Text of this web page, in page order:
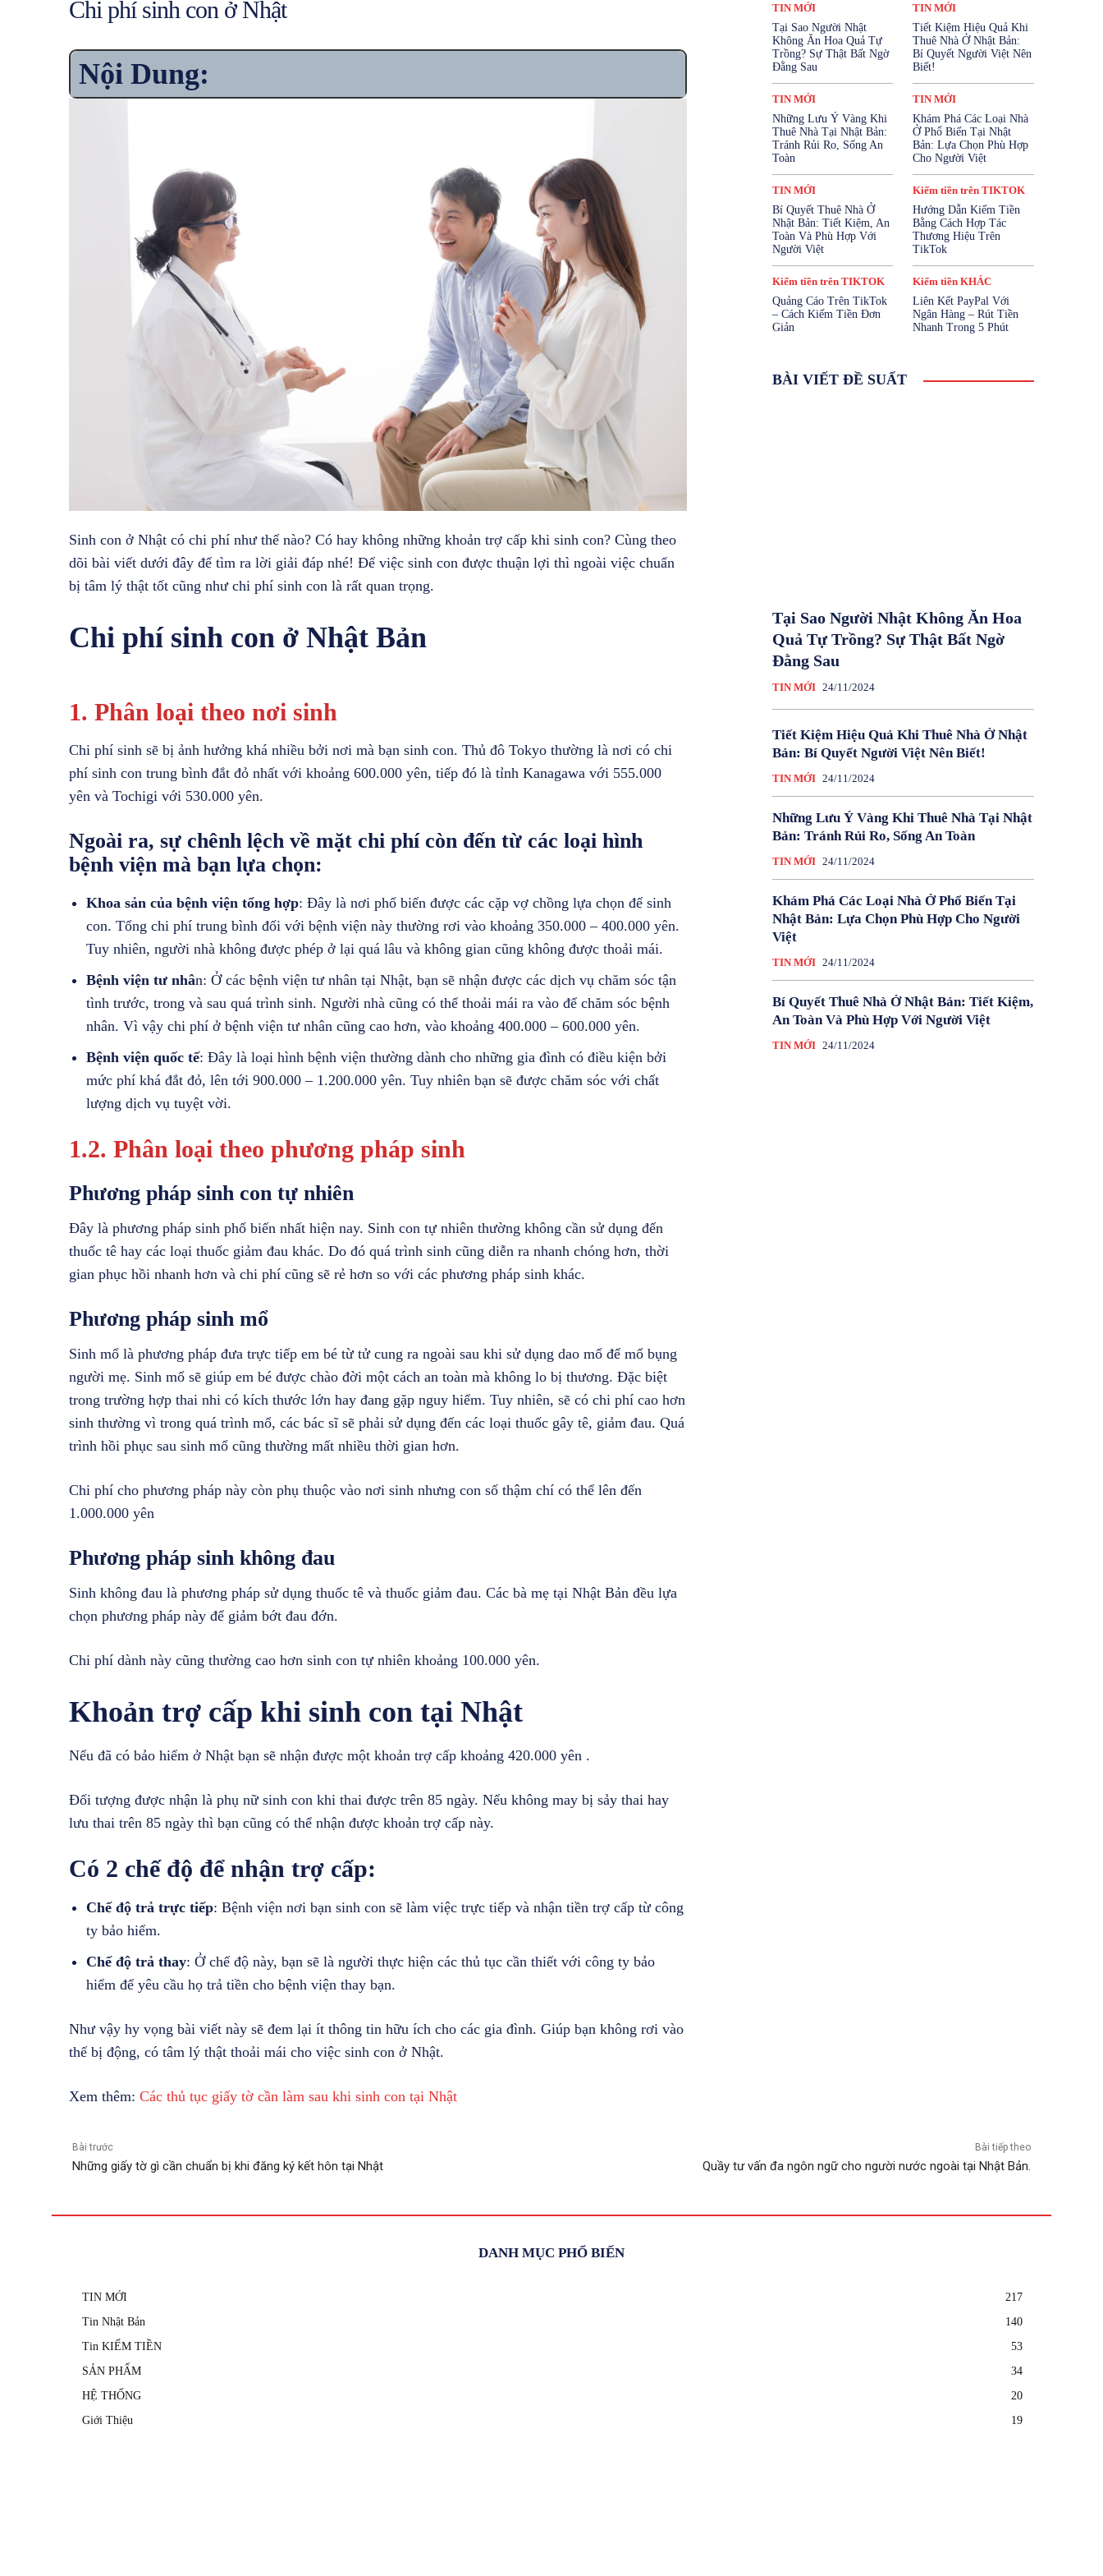
Chi phí sinh con ở Nhật
Nội Dung:
Sinh con ở Nhật có chi phí như thế nào? Có hay không những khoản trợ cấp khi sinh con? Cùng theo
dõi bài viết dưới đây để tìm ra lời giải đáp nhé! Để việc sinh con được thuận lợi thì ngoài việc chuẩn
bị tâm lý thật tốt cũng như chi phí sinh con là rất quan trọng.
Chi phí sinh con ở Nhật Bản
1. Phân loại theo nơi sinh
Chi phí sinh sẽ bị ảnh hưởng khá nhiều bởi nơi mà bạn sinh con. Thủ đô Tokyo thường là nơi có chi
phí sinh con trung bình đắt đỏ nhất với khoảng 600.000 yên, tiếp đó là tỉnh Kanagawa với 555.000
yên và Tochigi với 530.000 yên.
Ngoài ra, sự chênh lệch về mặt chi phí còn đến từ các loại hình
bệnh viện mà bạn lựa chọn:
Khoa sản của bệnh viện tổng hợp: Đây là nơi phổ biến được các cặp vợ chồng lựa chọn để sinh
con. Tổng chi phí trung bình đối với bệnh viện này thường rơi vào khoảng 350.000 – 400.000 yên.
Tuy nhiên, người nhà không được phép ở lại quá lâu và không gian cũng không được thoải mái.
Bệnh viện tư nhân: Ở các bệnh viện tư nhân tại Nhật, bạn sẽ nhận được các dịch vụ chăm sóc tận
tình trước, trong và sau quá trình sinh. Người nhà cũng có thể thoải mái ra vào để chăm sóc bệnh
nhân. Vì vậy chi phí ở bệnh viện tư nhân cũng cao hơn, vào khoảng 400.000 – 600.000 yên.
Bệnh viện quốc tế: Đây là loại hình bệnh viện thường dành cho những gia đình có điều kiện bởi
mức phí khá đắt đỏ, lên tới 900.000 – 1.200.000 yên. Tuy nhiên bạn sẽ được chăm sóc với chất
lượng dịch vụ tuyệt vời.
1.2. Phân loại theo phương pháp sinh
Phương pháp sinh con tự nhiên
Đây là phương pháp sinh phổ biến nhất hiện nay. Sinh con tự nhiên thường không cần sử dụng đến
thuốc tê hay các loại thuốc giảm đau khác. Do đó quá trình sinh cũng diễn ra nhanh chóng hơn, thời
gian phục hồi nhanh hơn và chi phí cũng sẽ rẻ hơn so với các phương pháp sinh khác.
Phương pháp sinh mổ
Sinh mổ là phương pháp đưa trực tiếp em bé từ tử cung ra ngoài sau khi sử dụng dao mổ để mổ bụng
người mẹ. Sinh mổ sẽ giúp em bé được chào đời một cách an toàn mà không lo bị thương. Đặc biệt
trong trường hợp thai nhi có kích thước lớn hay đang gặp nguy hiểm. Tuy nhiên, sẽ có chi phí cao hơn
sinh thường vì trong quá trình mổ, các bác sĩ sẽ phải sử dụng đến các loại thuốc gây tê, giảm đau. Quá
trình hồi phục sau sinh mổ cũng thường mất nhiều thời gian hơn.
Chi phí cho phương pháp này còn phụ thuộc vào nơi sinh nhưng con số thậm chí có thể lên đến
1.000.000 yên
Phương pháp sinh không đau
Sinh không đau là phương pháp sử dụng thuốc tê và thuốc giảm đau. Các bà mẹ tại Nhật Bản đều lựa
chọn phương pháp này để giảm bớt đau đớn.
Chi phí dành này cũng thường cao hơn sinh con tự nhiên khoảng 100.000 yên.
Khoản trợ cấp khi sinh con tại Nhật
Nếu đã có bảo hiểm ở Nhật bạn sẽ nhận được một khoản trợ cấp khoảng 420.000 yên .
Đối tượng được nhận là phụ nữ sinh con khi thai được trên 85 ngày. Nếu không may bị sảy thai hay
lưu thai trên 85 ngày thì bạn cũng có thể nhận được khoản trợ cấp này.
Có 2 chế độ để nhận trợ cấp:
Chế độ trả trực tiếp: Bệnh viện nơi bạn sinh con sẽ làm việc trực tiếp và nhận tiền trợ cấp từ công
ty bảo hiểm.
Chế độ trả thay: Ở chế độ này, bạn sẽ là người thực hiện các thủ tục cần thiết với công ty bảo
hiểm để yêu cầu họ trả tiền cho bệnh viện thay bạn.
Như vậy hy vọng bài viết này sẽ đem lại ít thông tin hữu ích cho các gia đình. Giúp bạn không rơi vào
thế bị động, có tâm lý thật thoải mái cho việc sinh con ở Nhật.
Xem thêm: Các thủ tục giấy tờ cần làm sau khi sinh con tại Nhật
Kiếm tiền trên FACEBOOK
Kiếm tiền trên TIKTOK
Kiếm tiền trên YOUTUBE
Mở Tài Khoản Ngân Hàng
Mua Bảo Hiểm Online
Sản Phẩm Cho Trẻ Em
Tài Chính & Bảo Hiểm
TĂNG CƯỜNG SINH LÝ
Thiết Bị Điện Tử
Thời Trang
Thực Phẩm & Đồ Uống
Vay Tiền Online
Vay Tín Chấp
Nhiều hơn
TIN MỚI
Tại Sao Người Nhật
Không Ăn Hoa Quả Tự
Trồng? Sự Thật Bất Ngờ
Đằng Sau
TIN MỚI
Tiết Kiệm Hiệu Quả Khi
Thuê Nhà Ở Nhật Bản:
Bí Quyết Người Việt Nên
Biết!
TIN MỚI
Những Lưu Ý Vàng Khi
Thuê Nhà Tại Nhật Bản:
Tránh Rủi Ro, Sống An
Toàn
TIN MỚI
Khám Phá Các Loại Nhà
Ở Phổ Biến Tại Nhật
Bản: Lựa Chọn Phù Hợp
Cho Người Việt
TIN MỚI
Bí Quyết Thuê Nhà Ở
Nhật Bản: Tiết Kiệm, An
Toàn Và Phù Hợp Với
Người Việt
Kiếm tiền trên TIKTOK
Hướng Dẫn Kiếm Tiền
Bằng Cách Hợp Tác
Thương Hiệu Trên
TikTok
Kiếm tiền trên TIKTOK
Quảng Cáo Trên TikTok
– Cách Kiếm Tiền Đơn
Giản
Kiếm tiền KHÁC
Liên Kết PayPal Với
Ngân Hàng – Rút Tiền
Nhanh Trong 5 Phút
BÀI VIẾT ĐỀ SUẤT
Tại Sao Người Nhật Không Ăn Hoa
Quả Tự Trồng? Sự Thật Bất Ngờ
Đằng Sau
TIN MỚI 24/11/2024
Tiết Kiệm Hiệu Quả Khi Thuê Nhà Ở Nhật
Bản: Bí Quyết Người Việt Nên Biết!
TIN MỚI 24/11/2024
Những Lưu Ý Vàng Khi Thuê Nhà Tại Nhật
Bản: Tránh Rủi Ro, Sống An Toàn
TIN MỚI 24/11/2024
Khám Phá Các Loại Nhà Ở Phổ Biến Tại
Nhật Bản: Lựa Chọn Phù Hợp Cho Người
Việt
TIN MỚI 24/11/2024
Bí Quyết Thuê Nhà Ở Nhật Bản: Tiết Kiệm,
An Toàn Và Phù Hợp Với Người Việt
TIN MỚI 24/11/2024
Bài trước
Những giấy tờ gì cần chuẩn bị khi đăng ký kết hôn tại Nhật
Bài tiếp theo
Quầy tư vấn đa ngôn ngữ cho người nước ngoài tại Nhật Bản.
DANH MỤC PHỔ BIẾN
TIN MỚI
217
Tin Nhật Bản
140
Tin KIẾM TIỀN
53
SẢN PHẨM
34
HỆ THỐNG
20
Giới Thiệu
19